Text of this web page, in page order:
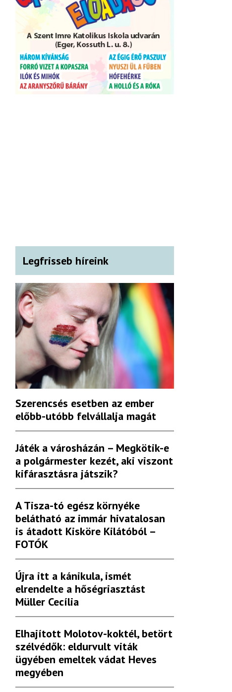
Legfrisseb híreink
Szerencsés esetben az ember
előbb-utóbb felvállalja magát
Játék a városházán – Megkötik-e
a polgármester kezét, aki viszont
kifárasztásra játszik?
A Tisza-tó egész környéke
belátható az immár hivatalosan
is átadott Kisköre Kilátóból –
FOTÓK
Újra itt a kánikula, ismét
elrendelte a hőségriasztást
Müller Cecília
Elhajított Molotov-koktél, betört
szélvédők: eldurvult viták
ügyében emeltek vádat Heves
megyében